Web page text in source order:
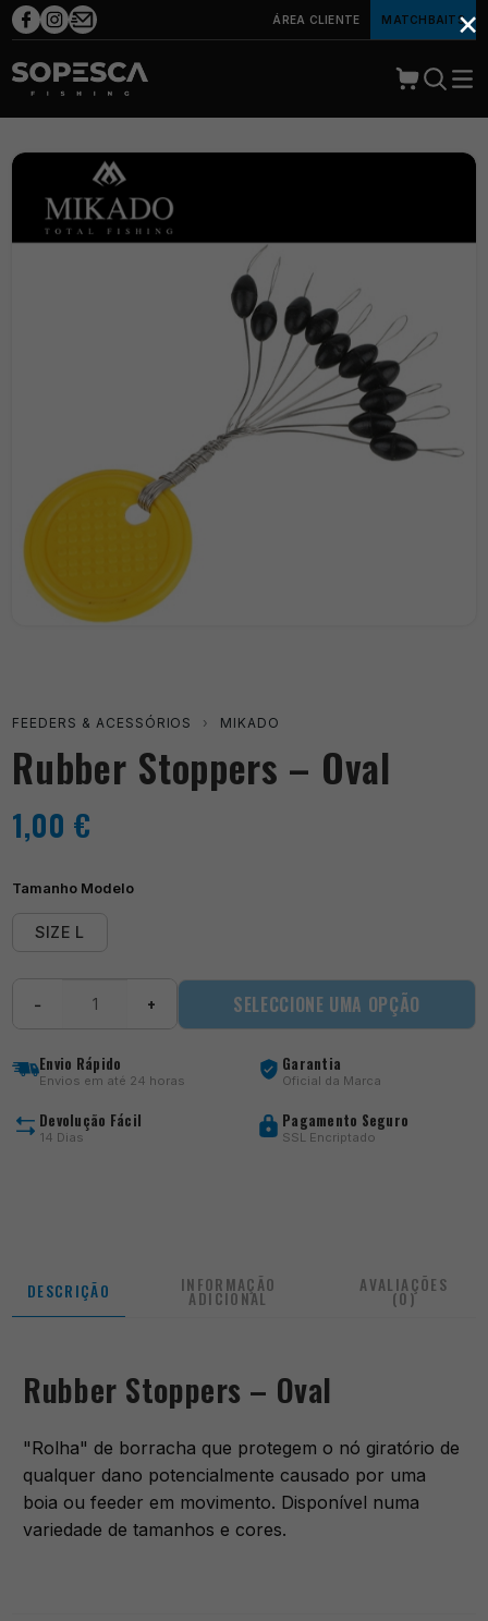
ÁREA CLIENTE MATCHBAITS
FEEDERS & ACESSÓRIOS › MIKADO
Rubber Stoppers – Oval
1,00 €
Tamanho Modelo
SIZE L
-
Oval
− + SELECCIONE UMA OPÇÃO
Envio Rápido
Envios em até 24 horas
Garantia
Oficial da Marca
Devolução Fácil
14 Dias
Pagamento Seguro
SSL Encriptado
DESCRIÇÃO INFORMAÇÃO
ADICIONAL
AVALIAÇÕES
(0)
Rubber Stoppers – Oval
"Rolha" de borracha que protegem o nó giratório de
qualquer dano potencialmente causado por uma
boia ou feeder em movimento. Disponível numa
variedade de tamanhos e cores.
×